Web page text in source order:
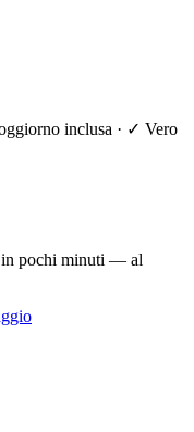
inclusa · ✓ Vero
in pochi minuti — al